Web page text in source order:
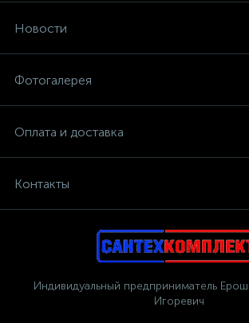
Новости
Фотогалерея
Оплата и доставка
Контакты
Индивидуальный предприниматель
Игоревич